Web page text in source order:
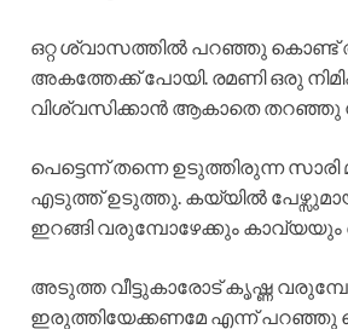
ഒറ്റ ശ്വാസത്തിൽ പറഞ്ഞു
അകത്തേക്ക് പോയി. രമണി ഒരു
വിശ്വസിക്കാൻ ആകാതെ തറഞ്ഞു
പെട്ടെന്ന് തന്നെ ഉടുത്തിരുന്ന സാരി
എടുത്ത് ഉടുത്തു. കയ്യിൽ
ഇറങ്ങി വരുമ്പോഴേക്കും കാവ്യയും
അടുത്ത വീട്ടുകാരോട് കൃഷ്ണ
ഇരുത്തിയേക്കണമേ എന്ന് പറഞ്ഞു